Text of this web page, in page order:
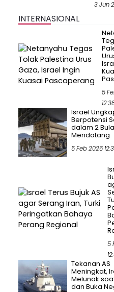
3 Jun
INTERNASIONAL
5
Israel
Berpotensi
dalam 2
Mendatang
5 Feb 2026
5
Tekanan AS
Meningkat,
Melunak
dan Buka